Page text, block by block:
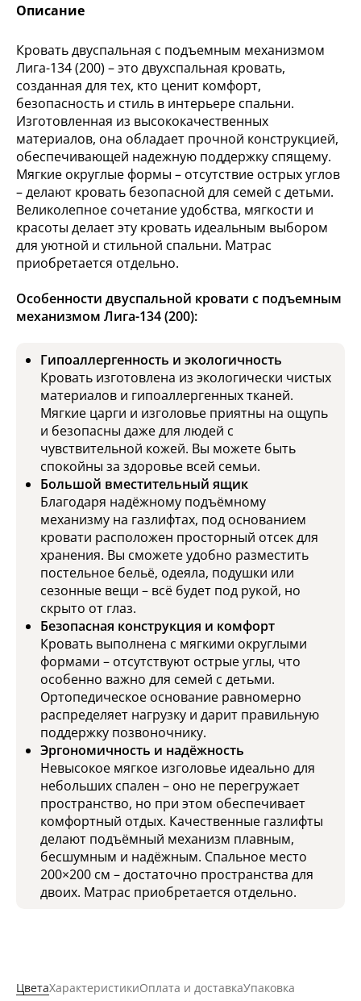
Описание
Кровать двуспальная с подъемным механизмом
Лига-134 (200) – это двухспальная кровать,
созданная для тех, кто ценит комфорт,
безопасность и стиль в интерьере спальни.
Изготовленная из высококачественных
материалов, она обладает прочной конструкцией,
обеспечивающей надежную поддержку спящему.
Мягкие округлые формы – отсутствие острых углов
– делают кровать безопасной для семей с детьми.
Великолепное сочетание удобства, мягкости и
красоты делает эту кровать идеальным выбором
для уютной и стильной спальни. Матрас
приобретается отдельно.
Особенности двуспальной кровати с подъемным
механизмом Лига-134 (200):
Гипоаллергенность и экологичность
Кровать изготовлена из экологически чистых
материалов и гипоаллергенных тканей.
Мягкие царги и изголовье приятны на ощупь
и безопасны даже для людей с
чувствительной кожей. Вы можете быть
спокойны за здоровье всей семьи.
Большой вместительный ящик
Благодаря надёжному подъёмному
механизму на газлифтах, под основанием
кровати расположен просторный отсек для
хранения. Вы сможете удобно разместить
постельное бельё, одеяла, подушки или
сезонные вещи – всё будет под рукой, но
скрыто от глаз.
Безопасная конструкция и комфорт
Кровать выполнена с мягкими округлыми
формами – отсутствуют острые углы, что
особенно важно для семей с детьми.
Ортопедическое основание равномерно
распределяет нагрузку и дарит правильную
поддержку позвоночнику.
Эргономичность и надёжность
Невысокое мягкое изголовье идеально для
небольших спален – оно не перегружает
пространство, но при этом обеспечивает
комфортный отдых. Качественные газлифты
делают подъёмный механизм плавным,
бесшумным и надёжным. Спальное место
200×200 см – достаточно пространства для
двоих. Матрас приобретается отдельно.
ЦветаХарактеристикиОплата и доставкаУпаковка